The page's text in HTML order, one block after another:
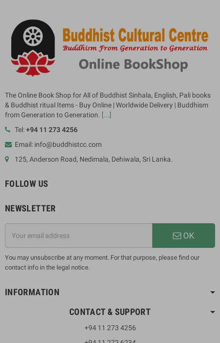
The Online Book Shop for All of Buddhist Sinhala, English, Pali books
& Buddhist ritual Items - Buy Online | Worldwide Delivery | Buddhism
from Generation to Generation. [...]
Tel:+94 11 273 4256
Email: info@buddhistcc.com
125, Anderson Road, Nedimala, Dehiwala, Sri Lanka.
FOLLOW US
NEWSLETTER
OK
You may unsubscribe at any moment. For that purpose, please find our
contact info in the legal notice.
INFORMATION
CONTACT & SUPPORT
+94 11 273 4256